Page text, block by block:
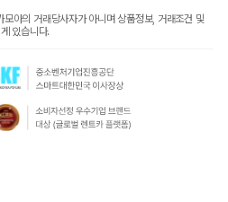
아의 거래당사자가 아니며 상품정보, 거래조건 및
있습니다.